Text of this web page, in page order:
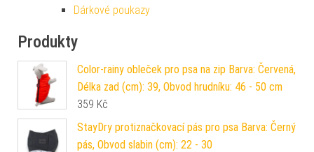
Dárkové poukazy
Produkty
Color-rainy obleček pro psa na zip Barva: Červená,
Délka zad (cm): 39, Obvod hrudníku: 46 - 50 cm
359 Kč
StayDry protiznačkovací pás pro psa Barva: Černý
pás, Obvod slabin (cm): 22 - 30